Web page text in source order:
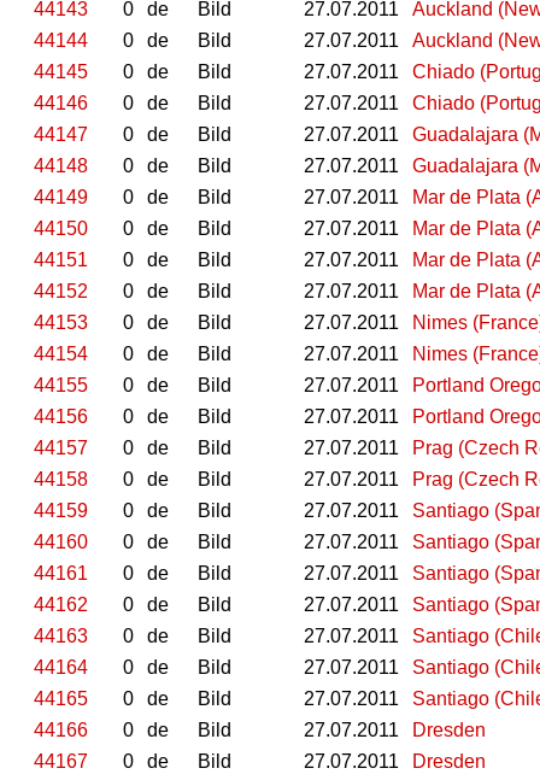
44143
0 de Bild 27.07.2011
Auckland
44144
0 de Bild 27.07.2011
Auckland
44145
0 de Bild 27.07.2011
Chiado
44146
0 de Bild 27.07.2011
Chiado
44147
0 de Bild 27.07.2011
Guadalajara
44148
0 de Bild 27.07.2011
Guadalajara
44149
0 de Bild 27.07.2011
Mar de Plata
44150
0 de Bild 27.07.2011
Mar de Plata
44151
0 de Bild 27.07.2011
Mar de Plata
44152
0 de Bild 27.07.2011
Mar de Plata
44153
0 de Bild 27.07.2011
Nimes
44154
0 de Bild 27.07.2011
Nimes
44155
0 de Bild 27.07.2011
Portland
44156
0 de Bild 27.07.2011
Portland
44157
0 de Bild 27.07.2011
Prag (Czech
44158
0 de Bild 27.07.2011
Prag (Czech
44159
0 de Bild 27.07.2011
Santiago
44160
0 de Bild 27.07.2011
Santiago
44161
0 de Bild 27.07.2011
Santiago
44162
0 de Bild 27.07.2011
Santiago
44163
0 de Bild 27.07.2011
Santiago
44164
0 de Bild 27.07.2011
Santiago
44165
0 de Bild 27.07.2011
Santiago
44166
0 de Bild 27.07.2011
Dresden
44167
0 de Bild 27.07.2011
Dresden